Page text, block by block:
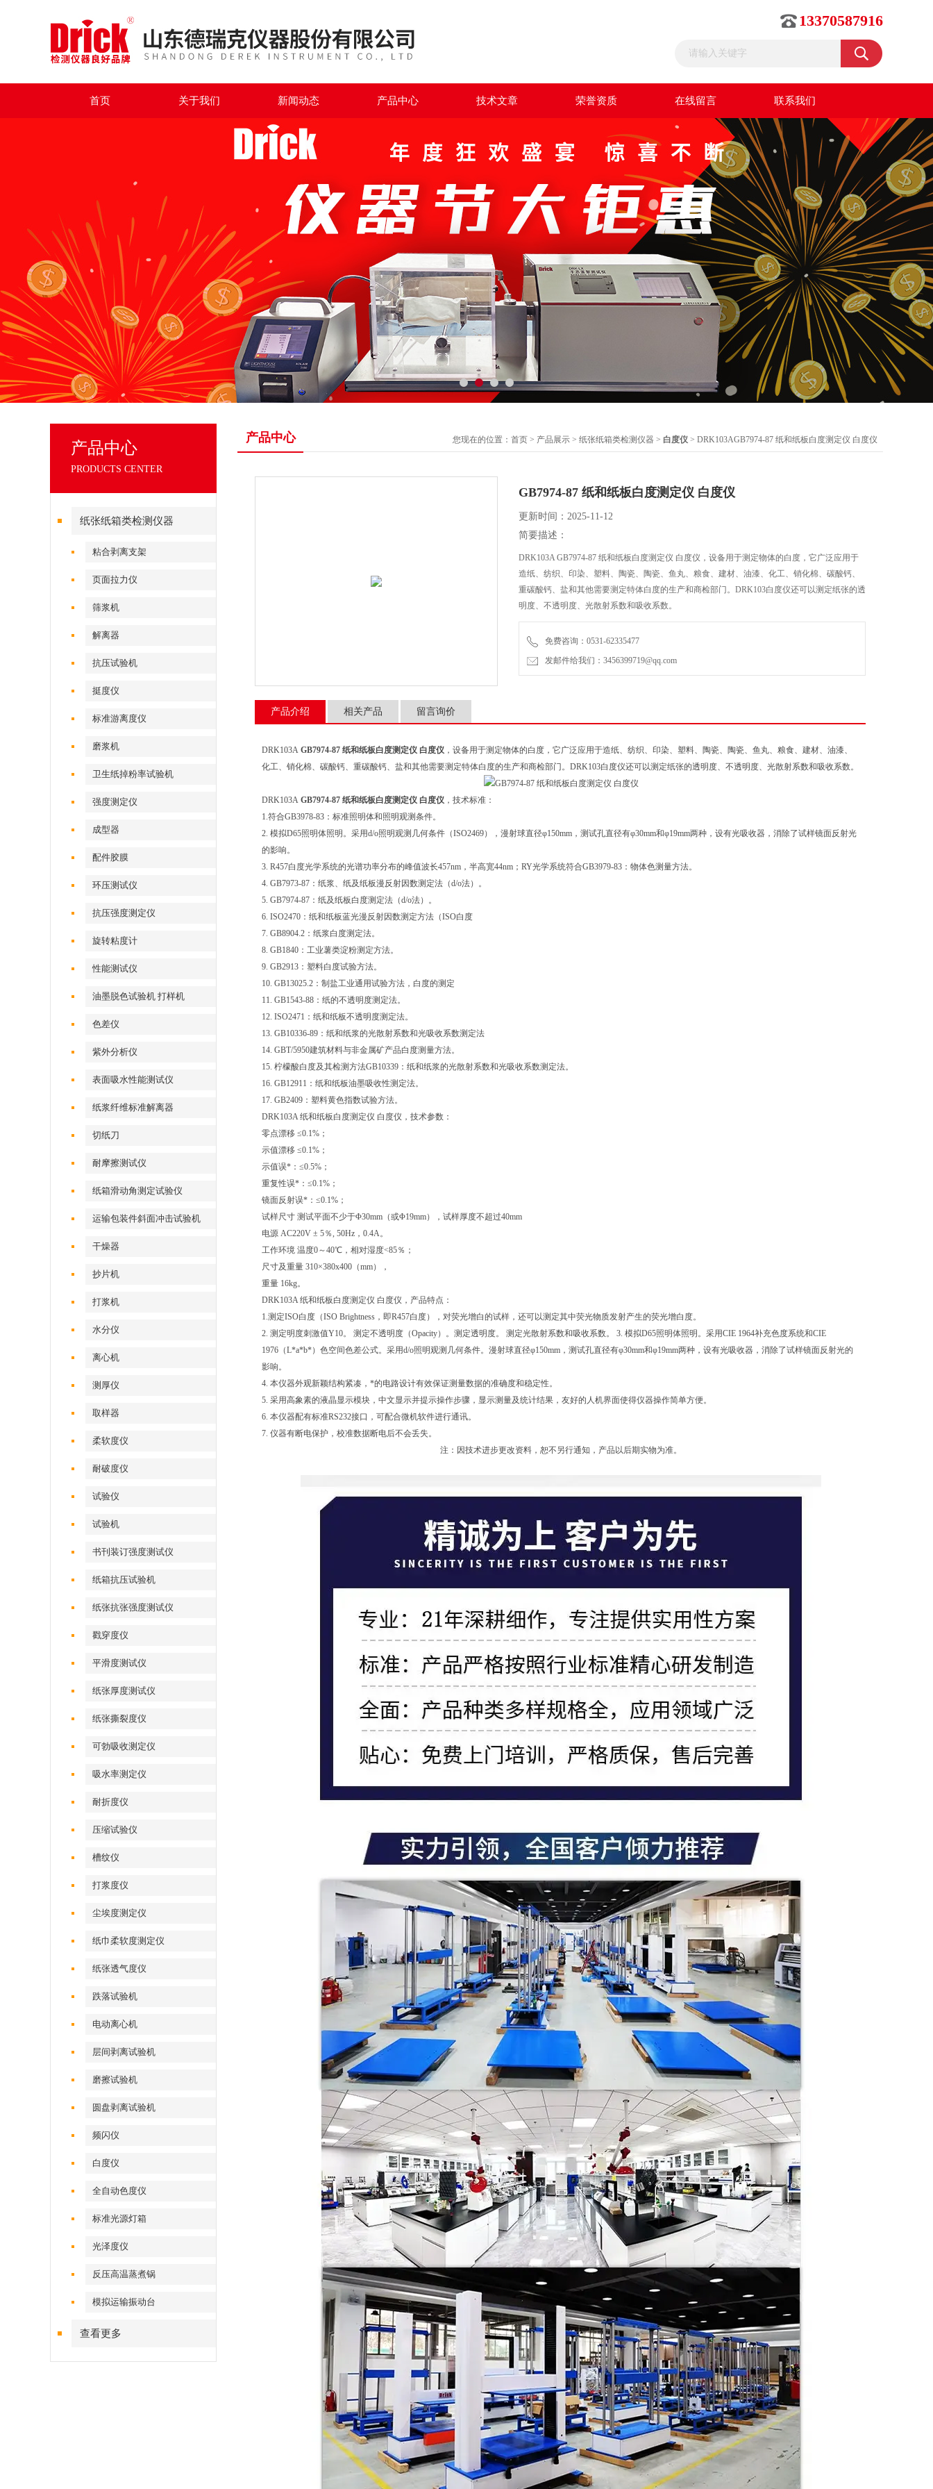
13370587916
首页 关于我们 新闻动态 产品中心 技术文章 荣誉资质 在线留言 联系我们
产品中心
PRODUCTS CENTER
纸张纸箱类检测仪器
粘合剥离支架
页面拉力仪
筛浆机
解离器
抗压试验机
挺度仪
标准游离度仪
磨浆机
卫生纸掉粉率试验机
强度测定仪
成型器
配件胶膜
环压测试仪
抗压强度测定仪
旋转粘度计
性能测试仪
油墨脱色试验机 打样机
色差仪
紫外分析仪
表面吸水性能测试仪
纸浆纤维标准解离器
切纸刀
耐摩擦测试仪
纸箱滑动角测定试验仪
运输包装件斜面冲击试验机
干燥器
抄片机
打浆机
水分仪
离心机
测厚仪
取样器
柔软度仪
耐破度仪
试验仪
试验机
书刊装订强度测试仪
纸箱抗压试验机
纸张抗张强度测试仪
戳穿度仪
平滑度测试仪
纸张厚度测试仪
纸张撕裂度仪
可勃吸收测定仪
吸水率测定仪
耐折度仪
压缩试验仪
槽纹仪
打浆度仪
尘埃度测定仪
纸巾柔软度测定仪
纸张透气度仪
跌落试验机
电动离心机
层间剥离试验机
磨擦试验机
圆盘剥离试验机
频闪仪
白度仪
全自动色度仪
标准光源灯箱
光泽度仪
反压高温蒸煮锅
模拟运输振动台
查看更多
产品中心 您现在的位置： 首页 > 产品展示 > 纸张纸箱类检测仪器 > 白度仪 > DRK103AGB7974-87 纸和纸板白度测定仪 白度仪
GB7974-87 纸和纸板白度测定仪 白度仪
更新时间：2025-11-12
简要描述：
DRK103A GB7974-87 纸和纸板白度测定仪 白度仪，设备用于测定物体的白度，它广泛应用于
造纸、纺织、印染、塑料、陶瓷、陶瓷、鱼丸、粮食、建材、油漆、化工、销化棉、碳酸钙、
重碳酸钙、盐和其他需要测定特体白度的生产和商检部门。DRK103白度仪还可以测定纸张的透
明度、不透明度、光散射系数和吸收系数。
免费咨询：0531-62335477
发邮件给我们：3456399719@qq.com
产品介绍 相关产品 留言询价
DRK103A GB7974-87 纸和纸板白度测定仪 白度仪 ，设备用于测定物体的白度，它广泛应用于造纸、纺织、印染、塑料、陶瓷、陶瓷、鱼丸、粮食、建材、油漆、
化工、销化棉、碳酸钙、重碳酸钙、盐和其他需要测定特体白度的生产和商检部门。DRK103白度仪还可以测定纸张的透明度、不透明度、光散射系数和吸收系数。
DRK103A GB7974-87 纸和纸板白度测定仪 白度仪 ，技术标准：
1.符合GB3978-83：标准照明体和照明观测条件。
2. 模拟D65照明体照明。采用d/o照明观测几何条件（ISO2469），漫射球直径φ150mm，测试孔直径有φ30mm和φ19mm两种，设有光吸收器，消除了试样镜面反射光
的影响。
3. R457白度光学系统的光谱功率分布的峰值波长457nm，半高宽44nm；RY光学系统符合GB3979-83：物体色测量方法。
4. GB7973-87：纸浆、纸及纸板漫反射因数测定法（d/o法）。
5. GB7974-87：纸及纸板白度测定法（d/o法）。
6. ISO2470：纸和纸板蓝光漫反射因数测定方法（ISO白度
7. GB8904.2：纸浆白度测定法。
8. GB1840：工业薯类淀粉测定方法。
9. GB2913：塑料白度试验方法。
10. GB13025.2：制盐工业通用试验方法，白度的测定
11. GB1543-88：纸的不透明度测定法。
12. ISO2471：纸和纸板不透明度测定法。
13. GB10336-89：纸和纸浆的光散射系数和光吸收系数测定法
14. GBT/5950建筑材料与非金属矿产品白度测量方法。
15. 柠檬酸白度及其检测方法GB10339：纸和纸浆的光散射系数和光吸收系数测定法。
16. GB12911：纸和纸板油墨吸收性测定法。
17. GB2409：塑料黄色指数试验方法。
DRK103A 纸和纸板白度测定仪 白度仪，技术参数：
零点漂移 ≤0.1%；
示值漂移 ≤0.1%；
示值误*：≤0.5%；
重复性误*：≤0.1%；
镜面反射误*：≤0.1%；
试样尺寸 测试平面不少于Φ30mm（或Φ19mm），试样厚度不超过40mm
电源 AC220V ± 5％, 50Hz，0.4A。
工作环境 温度0～40℃，相对湿度<85％；
尺寸及重量 310×380x400（mm），
重量 16kg。
DRK103A 纸和纸板白度测定仪 白度仪，产品特点：
1.测定ISO白度（ISO Brightness，即R457白度），对荧光增白的试样，还可以测定其中荧光物质发射产生的荧光增白度。
2. 测定明度刺激值Y10。 测定不透明度（Opacity）。测定透明度。 测定光散射系数和吸收系数。 3. 模拟D65照明体照明。采用CIE 1964补充色度系统和CIE
1976（L*a*b*）色空间色差公式。采用d/o照明观测几何条件。漫射球直径φ150mm，测试孔直径有φ30mm和φ19mm两种，设有光吸收器，消除了试样镜面反射光的
影响。
4. 本仪器外观新颖结构紧凑，*的电路设计有效保证测量数据的准确度和稳定性。
5. 采用高象素的液晶显示模块，中文显示并提示操作步骤，显示测量及统计结果，友好的人机界面使得仪器操作简单方便。
6. 本仪器配有标准RS232接口，可配合微机软件进行通讯。
7. 仪器有断电保护，校准数据断电后不会丢失。
注：因技术进步更改资料，恕不另行通知，产品以后期实物为准。